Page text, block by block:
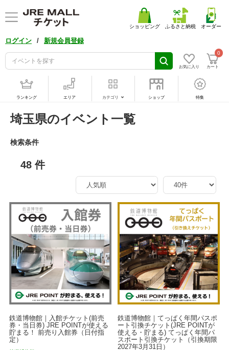
ログイン / 新規会員登録
お気に入り
0
カート
ショッピング ふるさと納税 オーダー
ランキング エリア カテゴリ ショップ 特集
埼玉県のイベント一覧
検索条件
48 件
鉄道博物館｜入館チケット(前売
券・当日券) JRE POINTが使える
貯まる！ 前売り入館券（日付指
定）
鉄道博物館｜てっぱく年間パスポ
ート引換チケット(JRE POINTが
使える・貯まる) てっぱく年間パ
スポート引換チケット（引換期限
2027年3月31日）